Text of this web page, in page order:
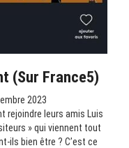
(sur France5)
2023
rejoindre leurs amis Luis
» qui viennent tout
ils bien être ? C’est ce